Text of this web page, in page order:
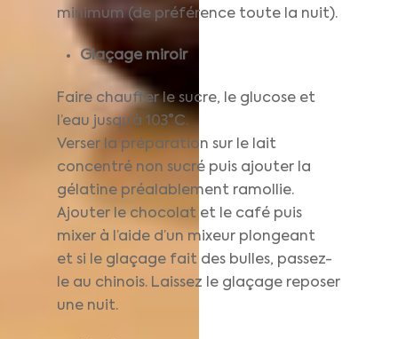
minimum (de préférence toute la nuit).
Glaçage miroir
Faire chauffer le sucre, le glucose et
l’eau jusqu’à 103°C.
Verser la préparation sur le lait
concentré non sucré puis ajouter la
gélatine préalablement ramollie.
Ajouter le chocolat et le café puis
mixer à l’aide d’un mixeur plongeant
et si le glaçage fait des bulles, passez-
le au chinois. Laissez le glaçage reposer
une nuit.